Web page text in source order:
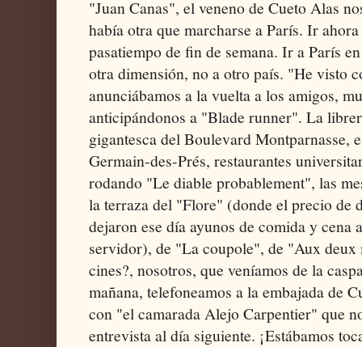
"Juan Canas", el veneno de Cueto Alas
había otra que marcharse a París. Ir
pasatiempo de fin de semana. Ir a París
otra dimensión, no a otro país. "He visto
anunciábamos a la vuelta a los amigos,
anticipándonos a "Blade runner". La
gigantesca del Boulevard Montparnasse,
Germain-des-Prés, restaurantes
rodando "Le diable probablement", las
la terraza del "Flore" (donde el precio de
dejaron ese día ayunos de comida y cena
servidor), de "La coupole", de "Aux deux
cines?, nosotros, que veníamos de la
mañana, telefoneamos a la embajada de
con "el camarada Alejo Carpentier" que
entrevista al día siguiente. ¡Estábamos